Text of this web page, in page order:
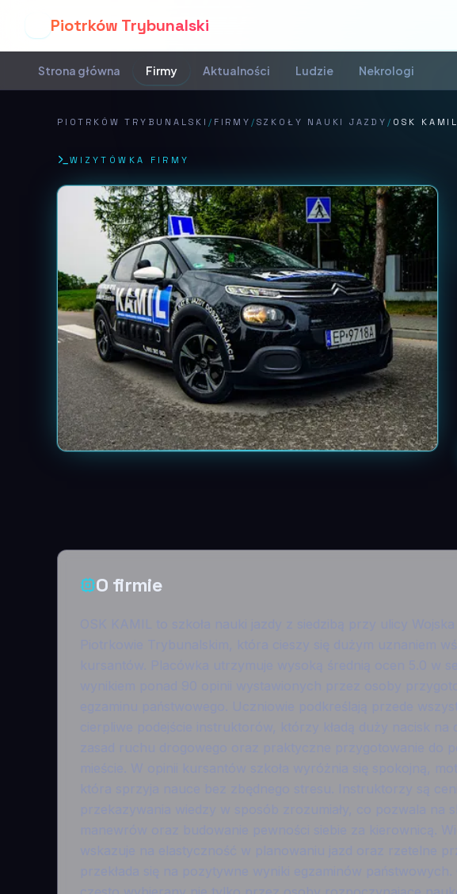
Piotrków Trybunalski
Strona główna Firmy Aktualności Ludzie Nekrologi
PIOTRKÓW TRYBUNALSKI / FIRMY / SZKOŁY NAUKI JAZDY / OSK KAMIL
WIZYTÓWKA FIRMY
O firmie